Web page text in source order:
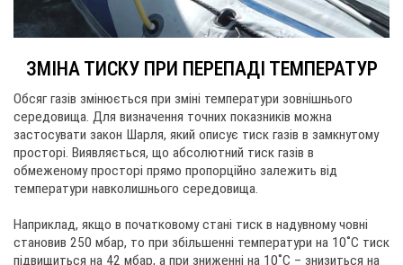
ЗМІНА ТИСКУ ПРИ ПЕРЕПАДІ ТЕМПЕРАТУР
Обсяг газів змінюється при зміні температури зовнішнього
середовища. Для визначення точних показників можна
застосувати закон Шарля, який описує тиск газів в замкнутому
просторі. Виявляється, що абсолютний тиск газів в
обмеженому просторі прямо пропорційно залежить від
температури навколишнього середовища.
Наприклад, якщо в початковому стані тиск в надувному човні
становив 250 мбар, то при збільшенні температури на 10˚C тиск
підвищиться на 42 мбар, а при зниженні на 10˚C – знизиться на